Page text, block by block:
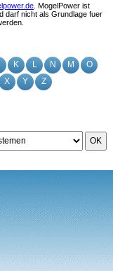
K L N M
O
X Y Z
OK
. MogelPower ist
darf nicht als Grundlage fuer